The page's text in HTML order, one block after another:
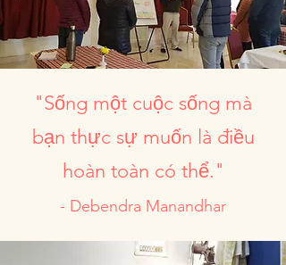
"Sống một cuộc sống mà
bạn thực sự muốn là điều
hoàn toàn có thể."
- Debendra Manandhar